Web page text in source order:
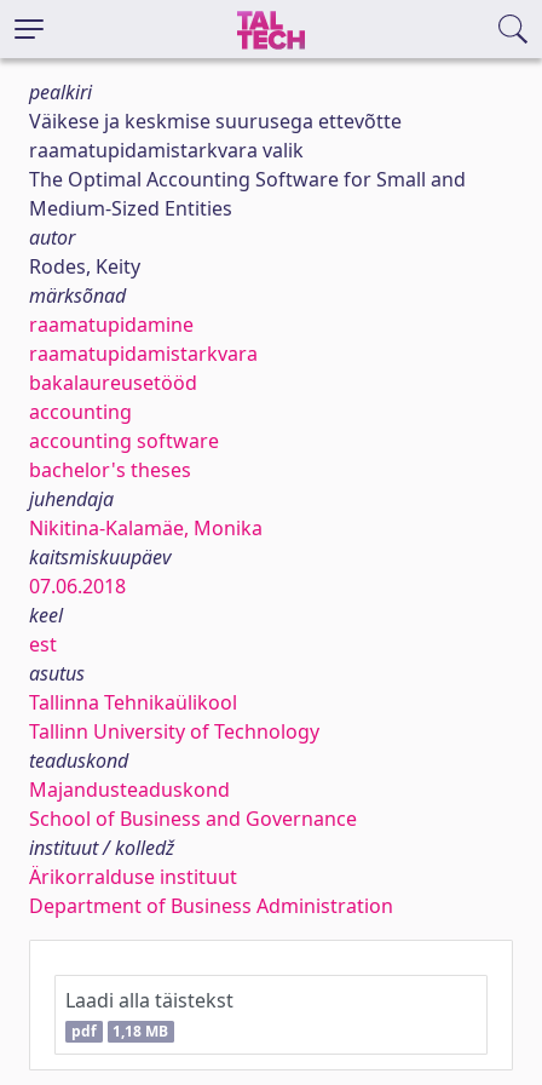
pealkiri
Väikese ja keskmise suurusega ettevõtte
raamatupidamistarkvara valik
The Optimal Accounting Software for Small and
Medium-Sized Entities
autor
Rodes, Keity
märksõnad
raamatupidamine
raamatupidamistarkvara
bakalaureusetööd
accounting
accounting software
bachelor's theses
juhendaja
Nikitina-Kalamäe, Monika
kaitsmiskuupäev
07.06.2018
keel
est
asutus
Tallinna Tehnikaülikool
Tallinn University of Technology
teaduskond
Majandusteaduskond
School of Business and Governance
instituut / kolledž
Ärikorralduse instituut
Department of Business Administration
Laadi alla täistekst
pdf 1,18 MB